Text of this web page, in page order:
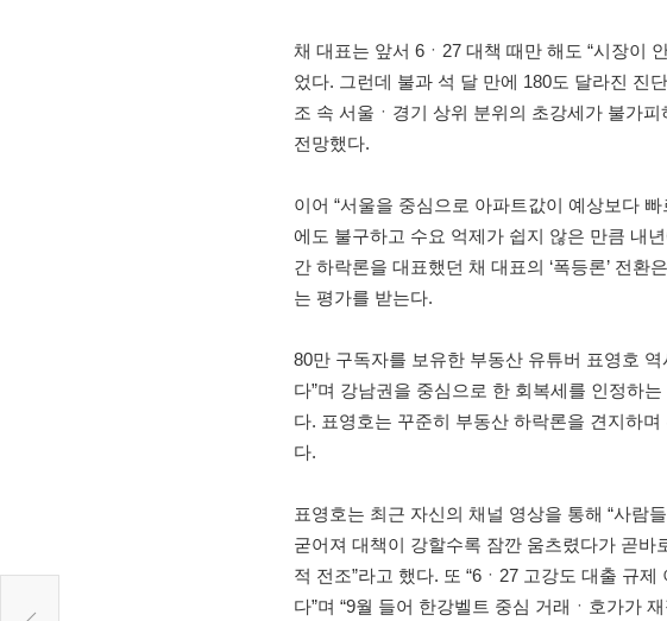
채 대표는 앞서 6ㆍ27 대책 때만 해도 “시장이
었다. 그런데 불과 석 달 만에 180도 달라진 진
조 속 서울ㆍ경기 상위 분위의 초강세가 불가피
전망했다.
이어 “서울을 중심으로 아파트값이 예상보다
에도 불구하고 수요 억제가 쉽지 않은 만큼 내
간 하락론을 대표했던 채 대표의 ‘폭등론’ 전
는 평가를 받는다.
80만 구독자를 보유한 부동산 유튜버 표영호
다”며 강남권을 중심으로 한 회복세를 인정하
다. 표영호는 꾸준히 부동산 하락론을 견지하
다.
표영호는 최근 자신의 채널 영상을 통해 “사람
굳어져 대책이 강할수록 잠깐 움츠렸다가 곧바
적 전조”라고 했다. 또 “6ㆍ27 고강도 대출 규
다”며 “9월 들어 한강벨트 중심 거래ㆍ호가가